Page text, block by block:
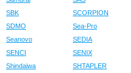
SBK
SCORPION
SDMO
Sea-Pro
Seanovo
SEDIA
SENCI
SENIX
Shindaiwa
SHTAPLER